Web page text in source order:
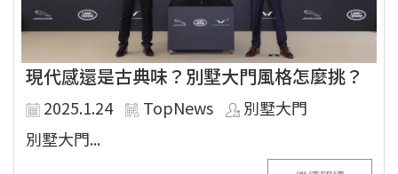
現代感還是古典味？別墅大門風格怎麼挑？
2025.1.24 TopNews
別墅大門
別墅大門...